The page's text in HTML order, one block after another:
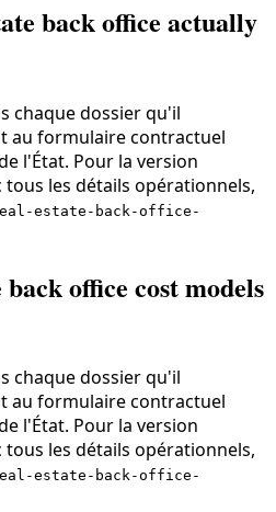
back office actually
chaque dossier qu'il
au formulaire contractuel
l'État. Pour la version
tous les détails opérationnels,
estate-back-office-
office cost models
chaque dossier qu'il
au formulaire contractuel
l'État. Pour la version
tous les détails opérationnels,
estate-back-office-